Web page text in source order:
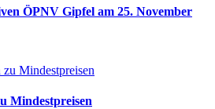
ÖPNV Gipfel am 25. November
Mindestpreisen